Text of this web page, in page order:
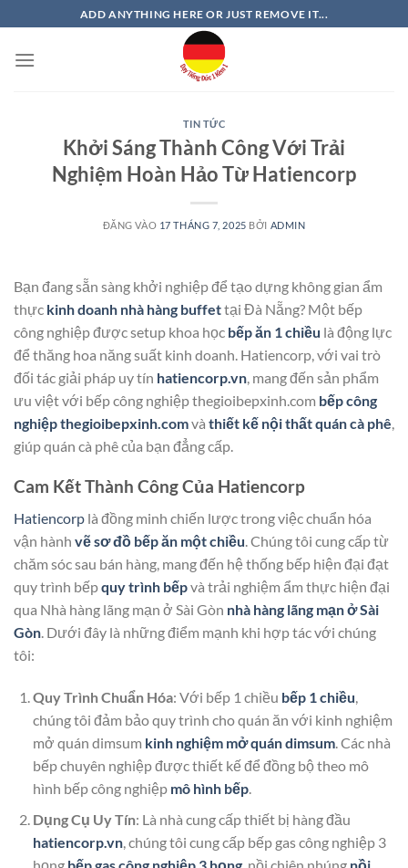
qua
nội
ADD ANYTHING HERE OR JUST REMOVE IT...
TIN TỨC
Khởi Sáng Thành Công Với Trải
Nghiệm Hoàn Hảo Từ Hatiencorp
ĐĂNG VÀO 17 THÁNG 7, 2025 BỞI ADMIN
Bạn đang sẵn sàng khởi nghiệp để tạo dựng không gian ẩm
thực kinh doanh nhà hàng buffettại Đà Nẵng? Một bếp
công nghiệp được setup khoa học bếp ăn 1 chiều là động lực
để thăng hoa năng suất kinh doanh. Hatiencorp, với vai trò
đối tác giải pháp uy tín hatiencorp.vn , mang đến sản phẩm
ưu việt với bếp công nghiệp thegioibepxinh.com bếp công
nghiệp thegioibepxinh.comvà thiết kế nội thất quán cà phê
giúp quán cà phê của bạn đẳng cấp.
Cam Kết Thành Công Của Hatiencorp
Hatiencorp là đồng minh chiến lược trong việc chuẩn hóa
vận hành vẽ sơ đồ bếp ăn một chiều. Chúng tôi cung cấp từ
chăm sóc sau bán hàng, mang đến hệ thống bếp hiện đại đạt
quy trình bếpquy trình bếpvà trải nghiệm ẩm thực hiện đại
qua Nhà hàng lãng mạn ở Sài Gòn nhà hàng lãng mạn ở Sài
Gòn. Dưới đây là những điểm mạnh khi hợp tác với chúng
tôi:
Quy Trình Chuẩn Hóa: Với bếp 1 chiều bếp 1 chiều
chúng tôi đảm bảo quy trình cho quán ăn với kinh nghiệm
mở quán dimsum kinh nghiệm mở quán dimsum. Các nhà
bếp chuyên nghiệp được thiết kế để đồng bộ theo mô
hình bếp công nghiệp mô hình bếp.
Dụng Cụ Uy Tín: Là nhà cung cấp thiết bị hàng đầu
hatiencorp.vn, chúng tôi cung cấp bếp gas công nghiệp 3